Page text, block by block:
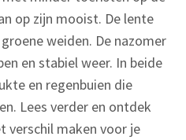
op zijn mooist. De lente
weiden. De nazomer
en stabiel weer. In beide
en regenbuien die
Lees verder en ontdek
verschil maken voor je